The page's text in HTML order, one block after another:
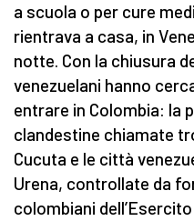
a scuola o per cure
rientrava a casa, in
notte. Con la chiusura
venezuelani hanno
entrare in Colombia: la
clandestine chiamate
Cucuta e le città
Urena, controllate da
colombiani